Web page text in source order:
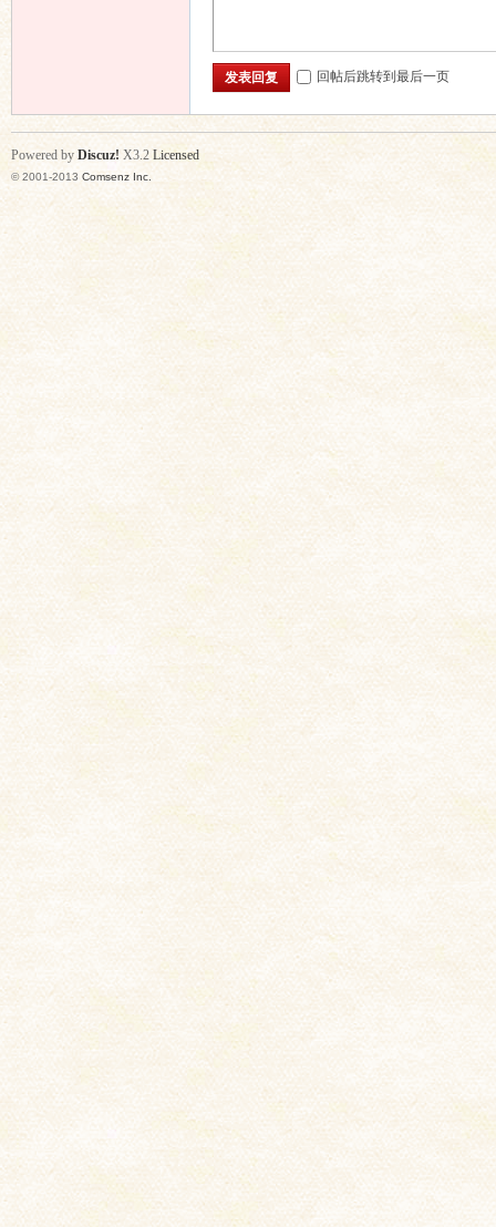
发表回复 回帖后跳转到最后一页
Powered by Discuz! X3.2 Licensed
© 2001-2013 Comsenz Inc.